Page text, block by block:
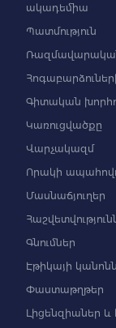
ակադեմիա
Պատմություն
Գիտական
Կառուցվածքը
Վարչակազմ
Որակի
Մասնաճյուղեր
Գնումներ
Էթիկայի
Փաստաթղթեր
Լիցենզիաներ